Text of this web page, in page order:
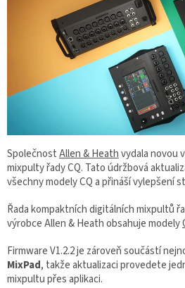
SpolečnostAllen & Heathvydala novou
mixpulty řady CQ. Tato údržbová
všechny modely CQ a přináší vylepšení
Řada kompaktních digitálních mixpultů
výrobce Allen & Heath obsahuje modely
Firmware V1.2.2 je zároveň součástí
MixPad, takže aktualizaci provedete
mixpultu přes aplikaci.